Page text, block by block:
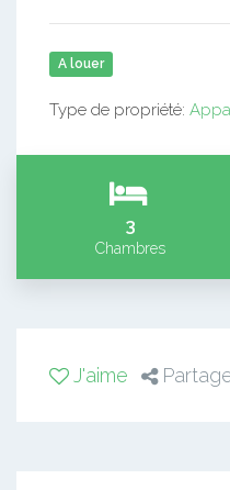
A louer
Type de propriété:
3
Chambres
J'aime